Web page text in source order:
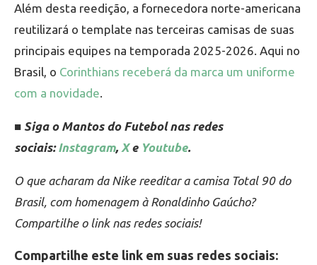
Além desta reedição, a fornecedora norte-americana
reutilizará o template nas terceiras camisas de suas
principais equipes na temporada 2025-2026. Aqui no
Brasil, o Corinthians receberá da marca um uniforme
com a novidade
■ Siga o Mantos do Futebol nas redes
sociais: Instagram, Xe Youtube.
O que acharam da Nike reeditar a camisa Total 90 do
Brasil, com homenagem à Ronaldinho Gaúcho?
Compartilhe o link nas redes sociais!
Compartilhe este link em suas redes sociais: